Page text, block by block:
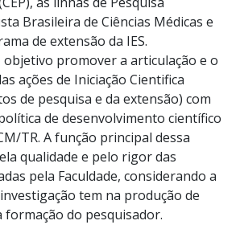
Brasileira de Ciências Médicas e
de extensão da IES.
objetivo promover a articulação e o
ações de Iniciação Cientifica
de pesquisa e da extensão) com
de desenvolvimento científico
TR. A função principal dessa
qualidade e pelo rigor das
pela Faculdade, considerando a
tem na produção de
formação do pesquisador.